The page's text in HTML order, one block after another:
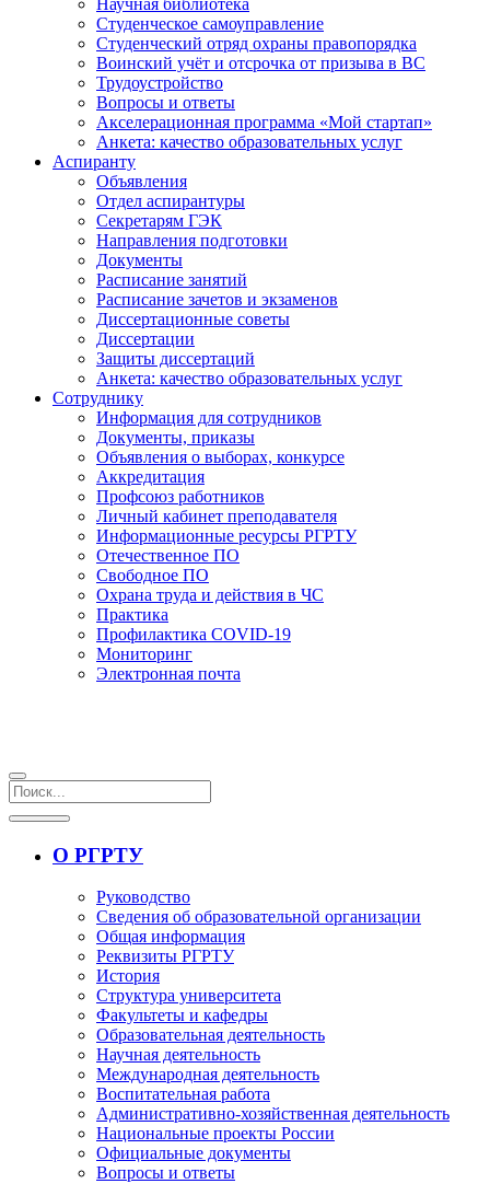
Научная библиотека
Студенческое самоуправление
Студенческий отряд охраны правопорядка
Воинский учёт и отсрочка от призыва в ВС
Трудоустройство
Вопросы и ответы
Акселерационная программа «Мой стартап»
Анкета: качество образовательных услуг
Аспиранту
Объявления
Отдел аспирантуры
Секретарям ГЭК
Направления подготовки
Документы
Расписание занятий
Расписание зачетов и экзаменов
Диссертационные советы
Диссертации
Защиты диссертаций
Анкета: качество образовательных услуг
Сотруднику
Информация для сотрудников
Документы, приказы
Объявления о выборах, конкурсе
Аккредитация
Профсоюз работников
Личный кабинет преподавателя
Информационные ресурсы РГРТУ
Отечественное ПО
Свободное ПО
Охрана труда и действия в ЧС
Практика
Профилактика COVID-19
Мониторинг
Электронная почта
О РГРТУ
Руководство
Сведения об образовательной организации
Общая информация
Реквизиты РГРТУ
История
Структура университета
Факультеты и кафедры
Образовательная деятельность
Научная деятельность
Международная деятельность
Воспитательная работа
Административно-хозяйственная деятельность
Национальные проекты России
Официальные документы
Вопросы и ответы